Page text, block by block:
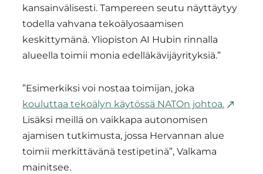
kansainvälisesti. Tampereen seutu näyttäytyy
todella vahvana tekoälyosaamisen
keskittymänä. Yliopiston AI Hubin rinnalla
alueella toimii monia edelläkävijäyrityksiä.”
”Esimerkiksi voi nostaa toimijan, joka
kouluttaa tekoälyn käytössä NATOn johtoa.
Lisäksi meillä on vaikkapa autonomisen
ajamisen tutkimusta, jossa Hervannan alue
toimii merkittävänä testipetinä”, Valkama
mainitsee.